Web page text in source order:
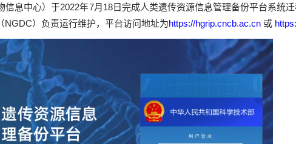
信息中心）于2022年7月 18日完成人类遗传资源信息管理备份平台系统
NGDC）负责运行维护，平台访问地址为https://hgrip.cncb.ac.cn 或